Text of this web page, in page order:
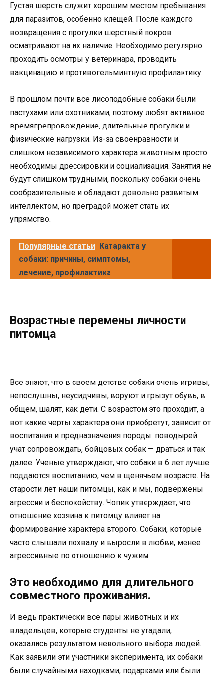
Густая шерсть служит хорошим местом пребывания
для паразитов, особенно клещей. После каждого
возвращения с прогулки шерстный покров
осматривают на их наличие. Необходимо регулярно
проходить осмотры у ветеринара, проводить
вакцинацию и противогельминтную профилактику.
В прошлом почти все лисоподобные собаки были
пастухами или охотниками, поэтому любят активное
времяпрепровождение, длительные прогулки и
физические нагрузки. Из-за своенравности и
слишком независимого характера животным просто
необходимы дрессировки и социализация. Занятия не
будут слишком трудными, поскольку собаки очень
сообразительные и обладают довольно развитым
интеллектом, но преградой может стать их
упрямство.
Популярные статьи Катаракта у
собаки: причины, симптомы,
лечение, профилактика
Возрастные перемены личности
питомца
Все знают, что в своем детстве собаки очень игривы,
непослушны, неусидчивы, воруют и грызут обувь, в
общем, шалят, как дети. С возрастом это проходит, а
вот какие черты характера они приобретут, зависит от
воспитания и предназначения породы: поводырей
учат сопровождать, бойцовых собак — драться и так
далее. Ученые утверждают, что собаки в 6 лет лучше
поддаются воспитанию, чем в щенячьем возрасте. На
старости лет наши питомцы, как и мы, подвержены
агрессии и беспокойству. Чопик утверждает, что
отношение хозяина к питомцу влияет на
формирование характера второго. Собаки, которые
часто слышали похвалу и выросли в любви, менее
агрессивные по отношению к чужим.
Это необходимо для длительного
совместного проживания.
И ведь практически все пары животных и их
владельцев, которые студенты не угадали,
оказались результатом невольного выбора людей.
Как заявили эти участники эксперимента, их собаки
были случайными находками, подарками или были